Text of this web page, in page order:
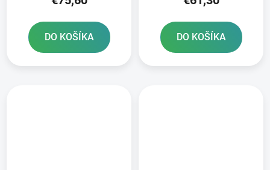
DO KOŠÍKA DO KOŠÍKA